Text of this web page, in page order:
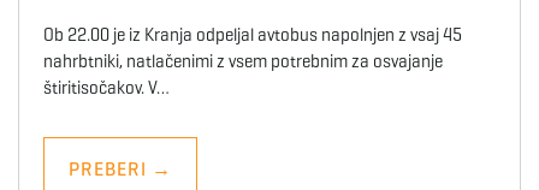
Ob 22.00 je iz Kranja odpeljal avtobus napolnjen z vsaj 45
nahrbtniki, natlačenimi z vsem potrebnim za osvajanje
štiritisočakov. V…
PREBERI →